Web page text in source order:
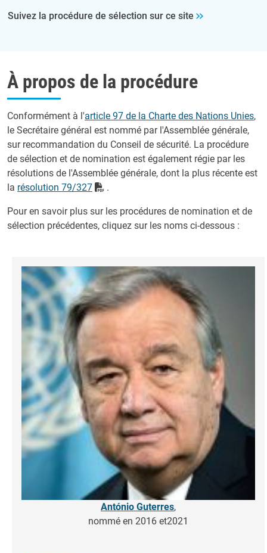
Suivez la procédure de sélection sur ce site
À propos de la procédure
Conformément à l'article 97 de la Charte des Nations Unies,
le Secrétaire général est nommé par l'Assemblée générale,
sur recommandation du Conseil de sécurité. La procédure
de sélection et de nomination est également régie par les
résolutions de l'Assemblée générale, dont la plus récente est
la résolution 79/327 .
Pour en savoir plus sur les procédures de nomination et de
sélection précédentes, cliquez sur les noms ci-dessous :
Image
António Guterres,
nommé en 2016 et2021